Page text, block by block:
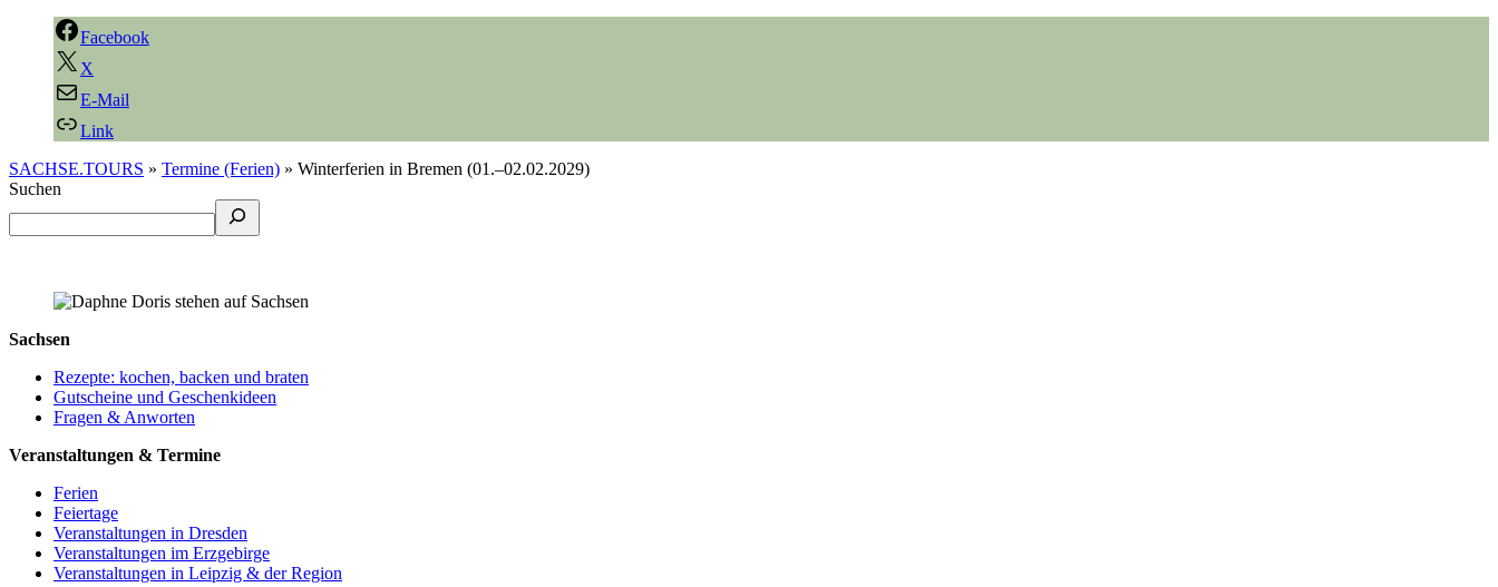
Facebook
X
E-Mail
Link
SACHSE.TOURS » Termine (Ferien) » Winterferien in Bremen (01.–02.02.2029)
Suchen
Sachsen
Rezepte: kochen, backen und braten
Gutscheine und Geschenkideen
Fragen & Anworten
Veranstaltungen & Termine
Ferien
Feiertage
Veranstaltungen in Dresden
Veranstaltungen im Erzgebirge
Veranstaltungen in Leipzig & der Region